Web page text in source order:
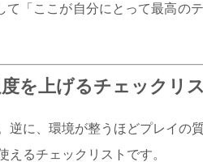
「ここが自分にとって最高の
を上げるチェックリ
に、環境が整うほどプレイの
えるチェックリストです。